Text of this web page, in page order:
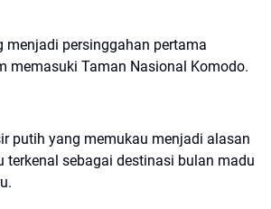
menjadi persinggahan pertama
memasuki Taman Nasional Komodo.
putih yang memukau menjadi alasan
terkenal sebagai destinasi bulan madu